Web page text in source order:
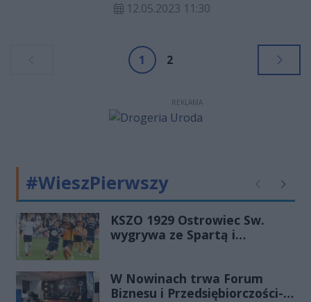
fundacji ujawnili 34 psy różnych ras,
klatkach dla ptaków i królików.
Zwierzęta zostały zabezpieczone
zostaną poddane badaniu
weterynaryjnemu, które określi
12.05.2023 11:30
1 2
REKLAMA
#WieszPierwszy Poprzednie
KSZO 1929 Ostrowiec Sw.
wygrywa ze Spartą i
W Nowinach trwa Forum
Biznesu i Przedsiębiorczości-